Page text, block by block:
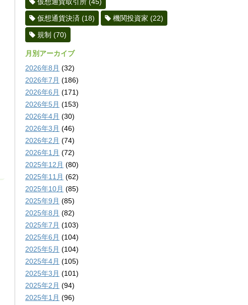
仮想通貨取引所 (45)
仮想通貨決済 (18) 機関投資家 (22)
規制 (70)
月別アーカイブ
2026年8月 (32)
2026年7月 (186)
2026年6月 (171)
2026年5月 (153)
2026年4月 (30)
2026年3月 (46)
2026年2月 (74)
2026年1月 (72)
2025年12月 (80)
2025年11月 (62)
2025年10月 (85)
2025年9月 (85)
2025年8月 (82)
2025年7月 (103)
2025年6月 (104)
2025年5月 (104)
2025年4月 (105)
2025年3月 (101)
2025年2月 (94)
2025年1月 (96)